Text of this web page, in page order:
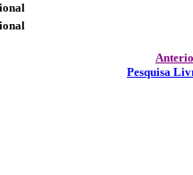
Pesquisa